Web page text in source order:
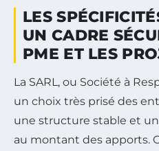
LES
UN CADRE
PME ET LES
La SARL, ou Société à
un choix très prisé des
une structure stable et
au montant des apports.